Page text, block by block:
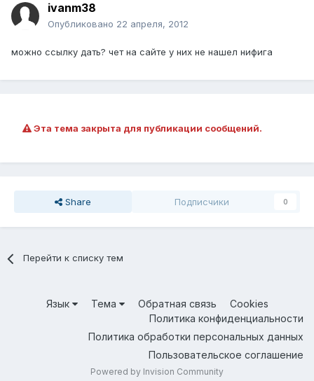
ivanm38
Опубликовано 22 апреля, 2012
можно ссылку дать? чет на сайте у них не нашел нифига
Эта тема закрыта для публикации сообщений.
Share Подписчики 0
Перейти к списку тем
Язык Тема Обратная связь
Cookies
Политика конфиденциальности
Политика обработки персональных данных
Пользовательское соглашение
Powered by Invision Community